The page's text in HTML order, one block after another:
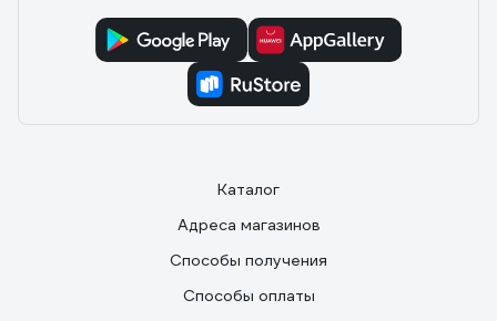
Каталог
Адреса магазинов
Способы получения
Способы оплаты